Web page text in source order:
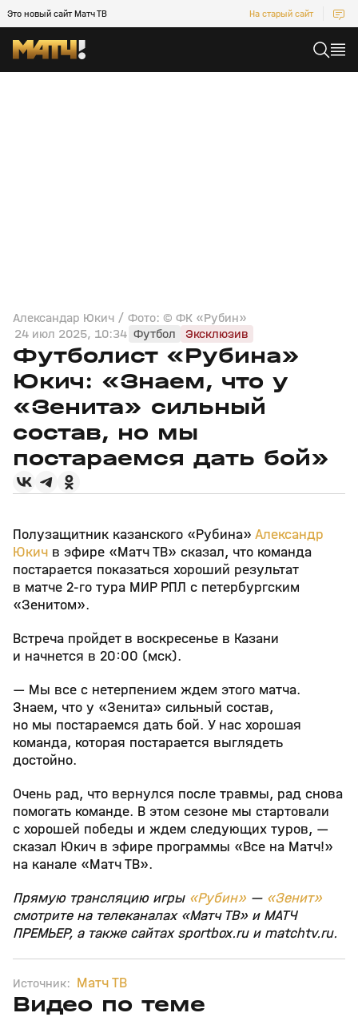
Это новый сайт Матч ТВ На старый сайт
Александар Юкич / Фото: © ФК «Рубин»
24 июл 2025, 10:34 Футбол Эксклюзив
Футболист «Рубина»
Юкич: «Знаем, что у
«Зенита» сильный
состав, но мы
постараемся дать бой»
Полузащитник казанского «Рубина» Александр
Юкич в эфире «Матч ТВ» сказал, что команда
постарается показаться хороший результат
в матче 2‑го тура МИР РПЛ с петербургским
«Зенитом».
Встреча пройдет в воскресенье в Казани
и начнется в 20:00 (мск).
— Мы все с нетерпением ждем этого матча.
Знаем, что у «Зенита» сильный состав,
но мы постараемся дать бой. У нас хорошая
команда, которая постарается выглядеть
достойно.
Очень рад, что вернулся после травмы, рад снова
помогать команде. В этом сезоне мы стартовали
с хорошей победы и ждем следующих туров, —
сказал Юкич в эфире программы «Все на Матч!»
на канале «Матч ТВ».
Прямую трансляцию игры «Рубин» — «Зенит»
смотрите на телеканалах «Матч ТВ» и МАТЧ
ПРЕМЬЕР, а также сайтах sportbox.ru и matchtv.ru.
Источник: Матч ТВ
Видео по теме
31 июл, 17:10